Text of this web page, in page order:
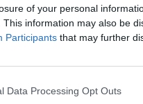
of your personal
This information may also be
Participants that may further
Data Processing Opt Outs
koronavirusas